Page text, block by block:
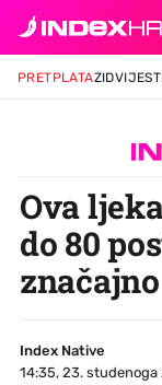
PRETPLATAZID
Ova
do 80
Index Native
14:35, 23. studenoga